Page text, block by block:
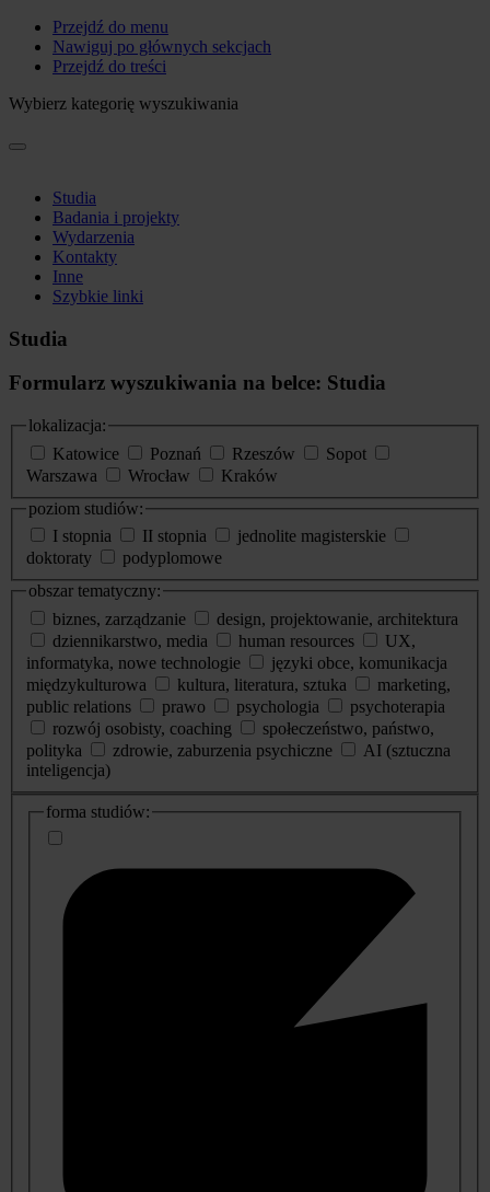
Przejdź do menu
Nawiguj po głównych sekcjach
Przejdź do treści
Wybierz kategorię wyszukiwania
Studia
Badania i projekty
Wydarzenia
Kontakty
Inne
Szybkie linki
Studia
Formularz wyszukiwania na belce: Studia
lokalizacja:
Katowice
Poznań Rzeszów
Sopot
Warszawa
Wrocław
Kraków
poziom studiów:
I stopnia
II stopnia
jednolite magisterskie
doktoraty
podyplomowe
obszar tematyczny:
biznes, zarządzanie
design, projektowanie, architektura
dziennikarstwo, media
human resources
UX,
informatyka, nowe technologie
języki obce, komunikacja
międzykulturowa
kultura, literatura, sztuka
marketing,
public relations
prawo psychologia
psychoterapia
rozwój osobisty, coaching
społeczeństwo, państwo,
polityka
zdrowie, zaburzenia psychiczne
AI (sztuczna
inteligencja)
dodatkowe
informacje
forma studiów: